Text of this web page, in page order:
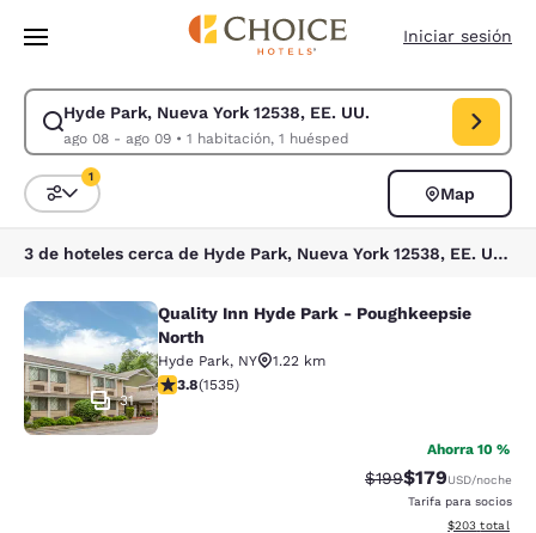
Pasar A Contenido Principal
Iniciar sesión
Hyde Park, Nueva York 12538, EE. UU.
ago 08 - ago 09• 1 habitación, 1 huésped
Modificar la búsqueda de Hyde Park, Nueva York 12538, EE. UU..
Ordenar y filtrar
1
Map
3 de hoteles cerca de Hyde Park, Nueva York 12538, EE. UU. coinciden con tus filtros
Quality Inn Hyde Park -
31
Quality Inn Hyde Park - Poughkeepsie
North
Hyde Park, NY
1.22 km
calificación de 3.82 estrellas. Bueno. 1535 reseñas
3.8(1535)
Ahorra 10 %
Precio tachado:
$199Precio con
$179USD/noche
Tarifa para socios
Ver detalles
$203 total